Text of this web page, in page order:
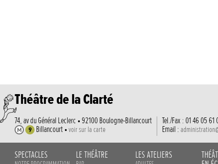
Théâtre de la Clarté
74, av du Général Leclerc • 92100 Boulogne-Billancourt
Billancourt • voir sur la carte
Tel./Fax : 01 46 05
Email :
SPECTACLES LE THÉÂTRE LES ATELIERS